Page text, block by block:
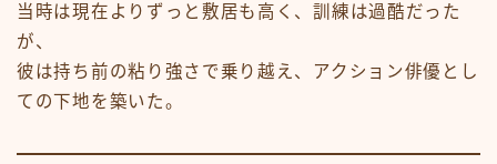
当時は現在よりずっと敷居も高く、訓練は過酷だった
が、
彼は持ち前の粘り強さで乗り越え、アクション俳優とし
ての下地を築いた。